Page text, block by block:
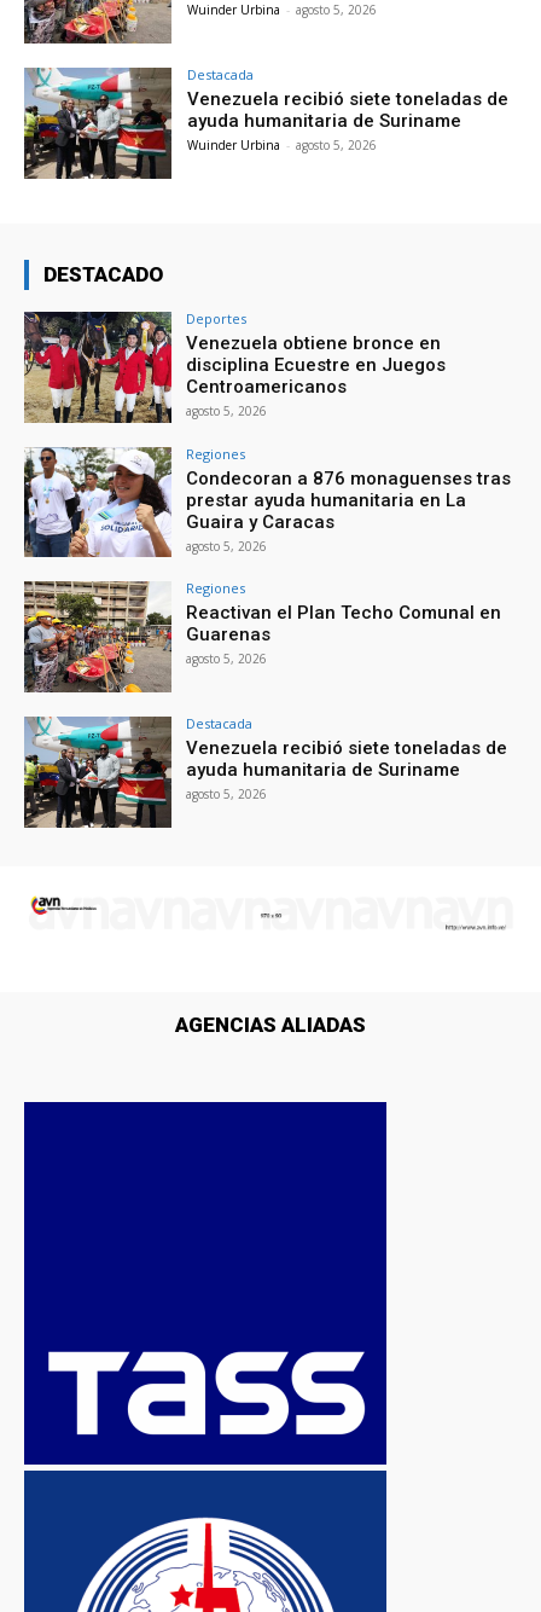
Wuinder Urbina - agosto 5, 2026
Destacada
Venezuela recibió siete toneladas de
ayuda humanitaria de Suriname
Wuinder Urbina - agosto 5, 2026
DESTACADO
Deportes
Venezuela obtiene bronce en
disciplina Ecuestre en Juegos
Centroamericanos
agosto 5, 2026
Regiones
Condecoran a 876 monaguenses tras
prestar ayuda humanitaria en La
Guaira y Caracas
agosto 5, 2026
Regiones
Reactivan el Plan Techo Comunal en
Guarenas
agosto 5, 2026
Destacada
Venezuela recibió siete toneladas de
ayuda humanitaria de Suriname
agosto 5, 2026
AGENCIAS ALIADAS